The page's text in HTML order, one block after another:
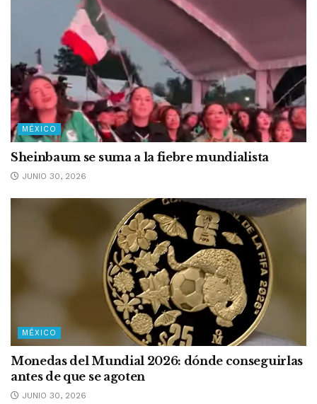
MÉXICO
Sheinbaum se suma a la fiebre mundialista
JUNIO 30, 2026
MÉXICO
Monedas del Mundial 2026: dónde conseguirlas
antes de que se agoten
JUNIO 30, 2026